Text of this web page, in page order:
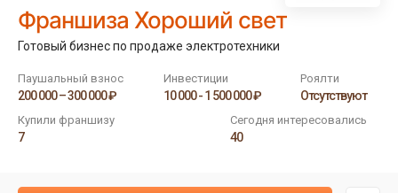
Франшиза Хороший свет
Готовый бизнес по продаже электротехники
Паушальный взнос
200 000 – 300 000 ₽
Инвестиции
10 000 - 1 500 000 ₽
Роялти
Отсутствуют
Купили франшизу
7
Сегодня интересовались
40